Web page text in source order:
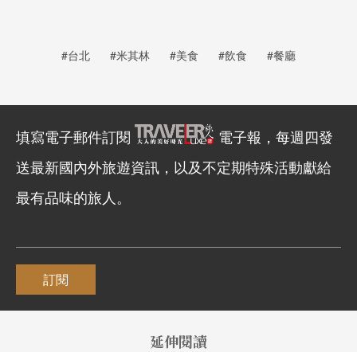
#台北 #米其林 #美食 #飲食 #餐廳
填寫電子郵件訂閱
電子報，每週四發
送最新國內外旅遊資訊，以及不定期特殊活動獻給
最有品味的旅人。
訂閱
延伸閱讀